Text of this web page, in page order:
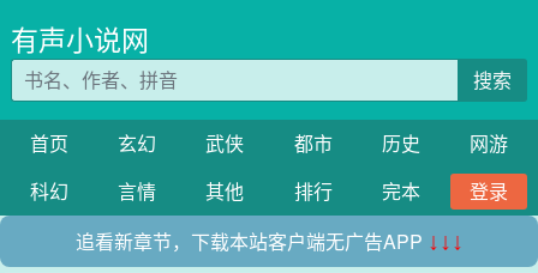
有声小说网
搜索
首页 玄幻 武侠 都市 历史
网游
科幻
言情 其他 排行 完本
登录
追看新章节，下载本站客户端无广告APP ↓↓↓